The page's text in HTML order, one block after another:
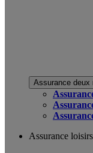
Assurance deux
Assurance